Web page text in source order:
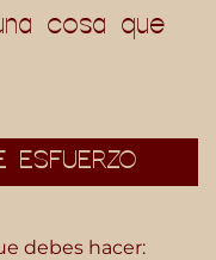
cosa que
ESFUERZO
debes hacer: